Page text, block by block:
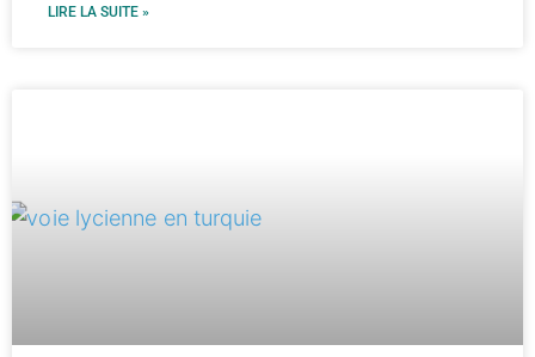
LIRE LA SUITE »